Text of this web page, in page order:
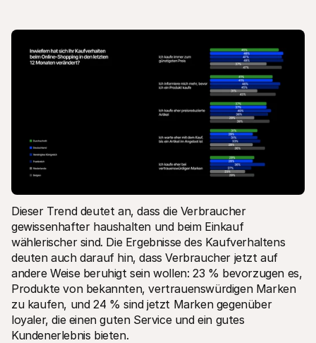
Dieser Trend deutet an, dass die Verbraucher
gewissenhafter haushalten und beim Einkauf
wählerischer sind. Die Ergebnisse des Kaufverhaltens
deuten auch darauf hin, dass Verbraucher jetzt auf
andere Weise beruhigt sein wollen: 23 % bevorzugen es,
Produkte von bekannten, vertrauenswürdigen Marken
zu kaufen, und 24 % sind jetzt Marken gegenüber
loyaler, die einen guten Service und ein gutes
Kundenerlebnis bieten.